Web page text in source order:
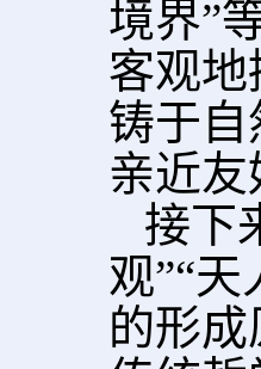
境界”
客观
铸于
亲近
接下
观”“
的形成